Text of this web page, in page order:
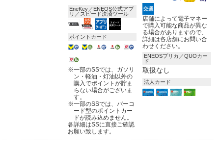
EneKey／ENEOS公式アプ
リ／スピード決済ツール
ポイントカード
※一部のSSでは、ガソリ
ン・軽油・灯油以外の
購入でポイントが貯ま
らない場合がございま
す。
※一部のSSでは、バーコ
ード型のポイントカー
ドが読み込めません。
各詳細はSSに直接ご確認
お願い致します。
店舗によって電子マネー
で購入可能な商品が異な
る場合がありますので、
詳細は各店舗にお問い合
わせください。
ENEOSプリカ／QUOカー
ド
取扱なし
法人カード